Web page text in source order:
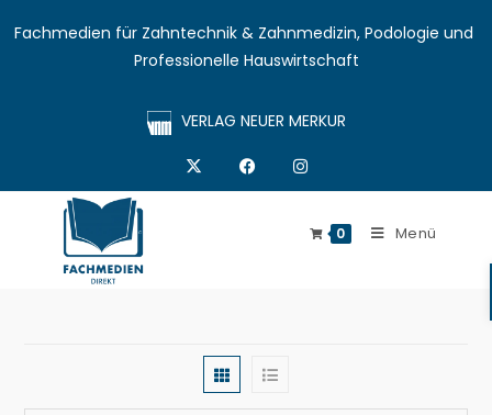
Fachmedien für Zahntechnik & Zahnmedizin, Podologie und
Professionelle Hauswirtschaft
VERLAG NEUER MERKUR
0 Menü